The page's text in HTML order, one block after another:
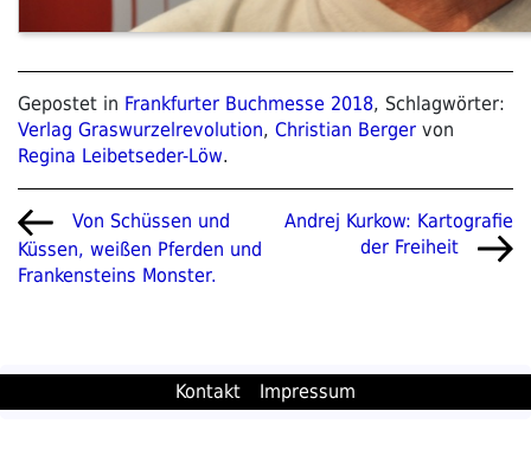
Gepostet in Frankfurter Buchmesse 2018, Schlagwörter:
Verlag Graswurzelrevolution, Christian Berger von
Regina Leibetseder-Löw.
Beitragsnavigation
Vorheriger
Beitrag
Von Schüssen und
Küssen, weißen Pferden und
Frankensteins Monster.
Nächster
Andrej Kurkow: Kartografie
der Freiheit
Kontakt Impressum